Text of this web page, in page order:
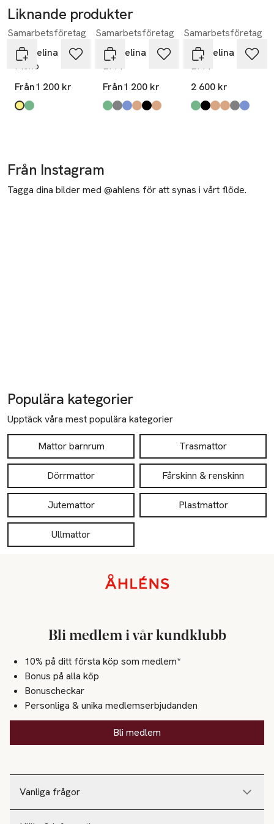
Liknande produkter
Hoppa över bildspelet
Samarbetsföretag
Pappelina
Mono
Från1 200 kr
Produkten finns i färgerna:
gul,
grön
Samarbetsföretag
Pappelina
EFFI
Från1 200 kr
Produkten finns i färgerna:
army,
warm grey,
haze,
mud,
black,
charcoal,
Samarbetsföretag
Pappelina
EFFI
2 600 kr
Produkten finns i
army,
black,
charcoal,
mud,
warm grey,
haze,
Från Instagram
Tagga dina bilder med @ahlens för att synas i vårt flöde.
Populära kategorier
Upptäck våra mest populära kategorier
Mattor barnrum Trasmattor
Dörrmattor Fårskinn & renskinn
Jutemattor Plastmattor
Ullmattor
Vanliga frågor
Bli medlem i vår kundklubb
10% på ditt första köp som medlem*
Bonus på alla köp
Bonuscheckar
Personliga & unika medlemserbjudanden
Bli medlem